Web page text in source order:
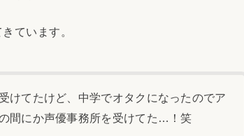
ています。
けてたけど、中学でオタクになったのでア
間にか声優事務所を受けてた…！笑